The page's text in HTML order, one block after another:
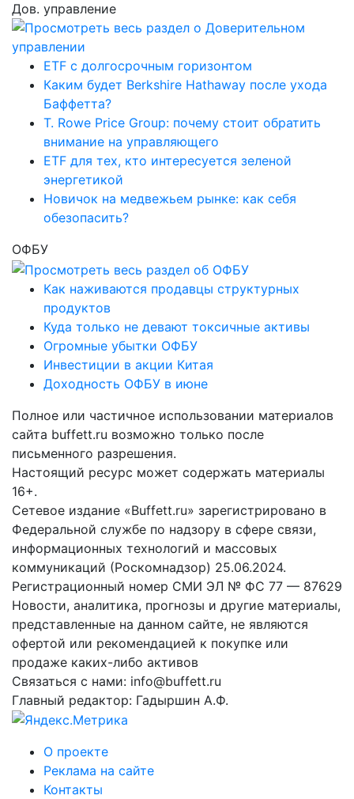
Дов. управление
ETF с долгосрочным горизонтом
Каким будет Berkshire Hathaway после ухода
Баффетта?
T. Rowe Price Group: почему стоит обратить
внимание на управляющего
ETF для тех, кто интересуется зеленой
энергетикой
Новичок на медвежьем рынке: как себя
обезопасить?
ОФБУ
Как наживаются продавцы структурных
продуктов
Куда только не девают токсичные активы
Огромные убытки ОФБУ
Инвестиции в акции Китая
Доходность ОФБУ в июне
Полное или частичное использовании материалов
сайта buffett.ru возможно только после
письменного разрешения.
Настоящий ресурс может содержать материалы
16+.
Сетевое издание «Buffett.ru» зарегистрировано в
Федеральной службе по надзору в сфере связи,
информационных технологий и массовых
коммуникаций (Роскомнадзор) 25.06.2024.
Регистрационный номер СМИ ЭЛ № ФС 77 — 87629
Новости, аналитика, прогнозы и другие материалы,
представленные на данном сайте, не являются
офертой или рекомендацией к покупке или
продаже каких-либо активов
Связаться с нами: info@buffett.ru
Главный редактор: Гадыршин А.Ф.
О проекте
Реклама на сайте
Контакты